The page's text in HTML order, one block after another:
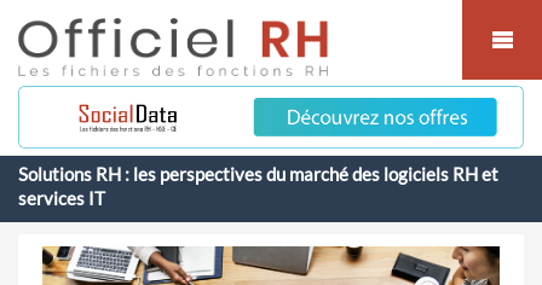
Solutions RH : les perspectives du marché des logiciels RH et
services IT